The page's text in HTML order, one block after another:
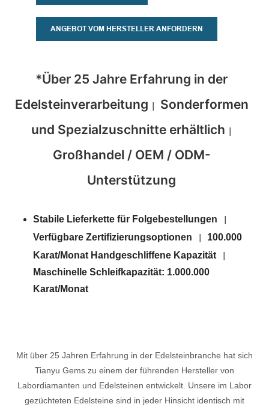
ANGEBOT VOM HERSTELLER ANFORDERN
*Über 25 Jahre Erfahrung in der
Edelsteinverarbeitung
Sonderformen
und Spezialzuschnitte erhältlich
Großhandel / OEM / ODM-
Unterstützung
Stabile Lieferkette für Folgebestellungen
Verfügbare Zertifizierungsoptionen
100.000
Karat/Monat Handgeschliffene Kapazität
Maschinelle Schleifkapazität: 1.000.000
Karat/Monat
Mit über 25 Jahren Erfahrung in der Edelsteinbranche hat sich
Tianyu Gems zu einem der führenden Hersteller von
Labordiamanten und Edelsteinen entwickelt. Unsere im Labor
gezüchteten Edelsteine ​​sind in jeder Hinsicht identisch mit